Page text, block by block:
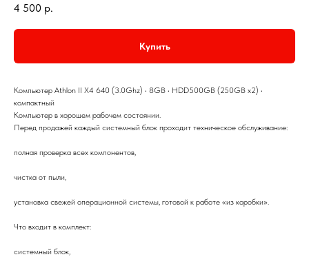
4 500 р.
Купить
Компьютер Athlon II X4 640 (3.0Ghz) • 8GB • HDD500GB (250GB x2) •
компактный
Компьютер в хорошем рабочем состоянии.
Перед продажей каждый системный блок проходит техническое обслуживание:
полная проверка всех компонентов,
чистка от пыли,
установка свежей операционной системы, готовой к работе «из коробки».
Что входит в комплект:
системный блок,